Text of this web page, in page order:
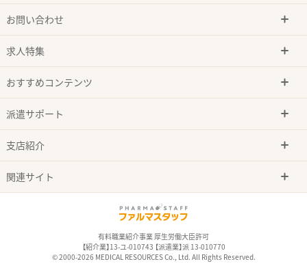
お問い合わせ
求人特集
おすすめコンテンツ
派遣サポート
支店紹介
関連サイト
有料職業紹介事業 厚生労働大臣許可
【紹介業】13-ユ-010743 【派遣業】派 13-010770
© 2000-2026 MEDICAL RESOURCES Co., Ltd. All Rights Reserved.